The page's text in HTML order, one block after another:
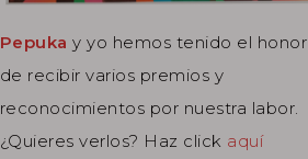
Pepuka y yo hemos tenido el honor
de recibir varios premios y
reconocimientos por nuestra labor.
¿Quieres verlos? Haz click aquí